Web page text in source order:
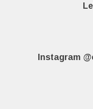
Instagram